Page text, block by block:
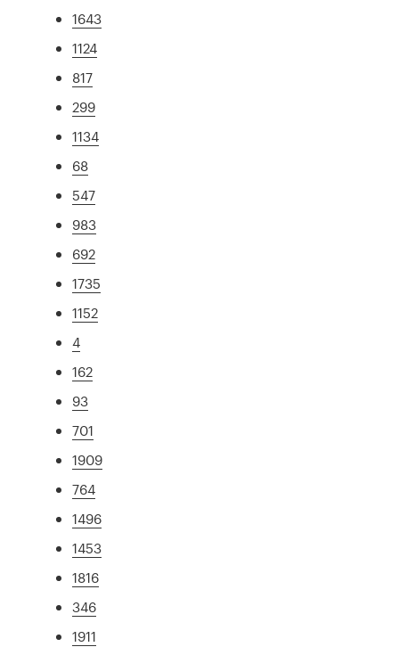
1643
1124
817
299
1134
68
547
983
692
1735
1152
4
162
93
701
1909
764
1496
1453
1816
346
1911